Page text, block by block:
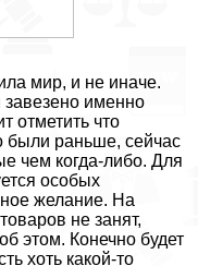
мир, и не иначе.
завезено именно
отметить что
были раньше, сейчас
чем когда-либо. Для
особых
желание. На
не занят,
этом. Конечно будет
хоть какой-то